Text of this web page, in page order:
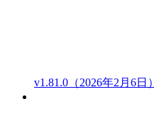
v1.81.0（2026年2月6日）